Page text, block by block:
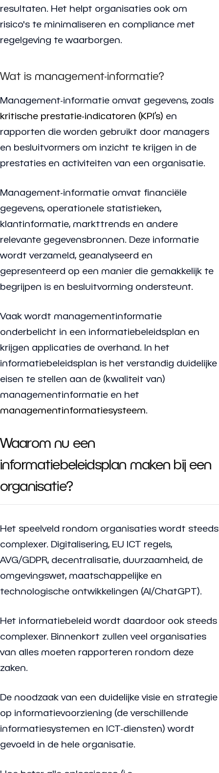
resultaten. Het helpt organisaties ook om
risico's te minimaliseren en compliance met
regelgeving te waarborgen.
Wat is management-informatie?
Management-informatie omvat gegevens, zoals
kritische prestatie-indicatoren (KPI’s) en
rapporten die worden gebruikt door managers
en besluitvormers om inzicht te krijgen in de
prestaties en activiteiten van een organisatie.
Management-informatie omvat financiële
gegevens, operationele statistieken,
klantinformatie, markttrends en andere
relevante gegevensbronnen. Deze informatie
wordt verzameld, geanalyseerd en
gepresenteerd op een manier die gemakkelijk te
begrijpen is en besluitvorming ondersteunt.
Vaak wordt managementinformatie
onderbelicht in een informatiebeleidsplan en
krijgen applicaties de overhand. In het
informatiebeleidsplan is het verstandig duidelijke
eisen te stellen aan de (kwaliteit van)
managementinformatie en het
managementinformatiesysteem.
Waarom nu een
informatiebeleidsplan maken bij een
organisatie?
Het speelveld rondom organisaties wordt steeds
complexer. Digitalisering, EU ICT regels,
AVG/GDPR, decentralisatie, duurzaamheid, de
omgevingswet, maatschappelijke en
technologische ontwikkelingen (AI/ChatGPT).
Het informatiebeleid wordt daardoor ook steeds
complexer. Binnenkort zullen veel organisaties
van alles moeten rapporteren rondom deze
zaken.
De noodzaak van een duidelijke visie en strategie
op informatievoorziening (de verschillende
informatiesystemen en ICT-diensten) wordt
gevoeld in de hele organisatie.